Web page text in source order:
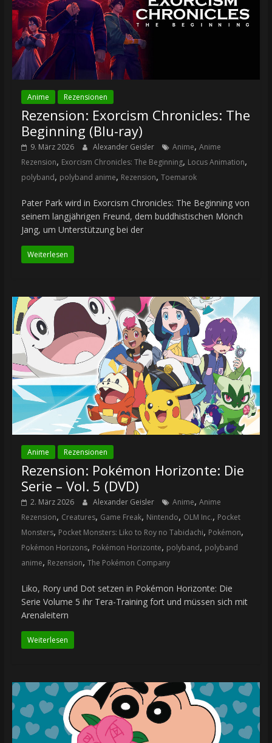
Anime Rezensionen
Rezension: Exorcism Chronicles: The
Beginning (Blu-ray)
9. März 2026 Alexander Geisler Anime, Anime
Rezension, Exorcism Chronicles: The Beginning, Locus Animation,
polyband, polyband anime, Rezension, Toemarok
Pater Park wird in Exorcism Chronicles: The Beginning von
seinem langjährigen Freund, dem buddhistischen Mönch
Jang, um Unterstützung bei der
Weiterlesen
Anime Rezensionen
Rezension: Pokémon Horizonte: Die
Serie – Vol. 5 (DVD)
2. März 2026 Alexander Geisler Anime, Anime
Rezension, Creatures, Game Freak, Nintendo, OLM Inc., Pocket
Monsters, Pocket Monsters: Liko to Roy no Tabidachi, Pokémon,
Pokémon Horizons, Pokémon Horizonte, polyband, polyband
anime, Rezension, The Pokémon Company
Liko, Rory und Dot setzen in Pokémon Horizonte: Die
Serie Volume 5 ihr Tera-Training fort und müssen sich mit
Arenaleitern
Weiterlesen